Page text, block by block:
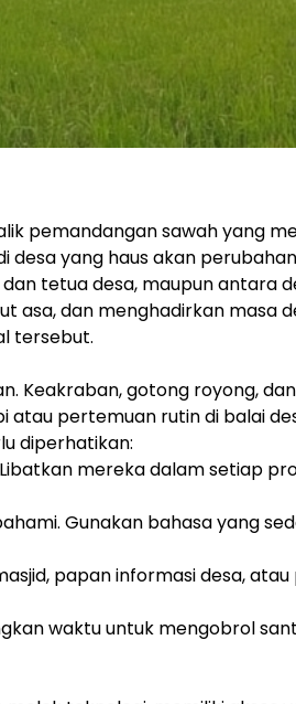
pemandangan sawah yang
yang haus akan
tetua desa, maupun antara
asa, dan menghadirkan masa
tersebut.
Keakraban, gotong royong,
pertemuan rutin di balai
diperhatikan:
mereka dalam setiap
Gunakan bahasa yang
papan informasi desa,
waktu untuk mengobrol